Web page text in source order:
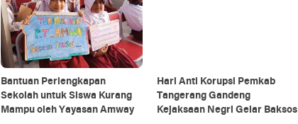
Bantuan Perlengkapan
Sekolah untuk Siswa Kurang
Mampu oleh Yayasan Amway
Hari Anti Korupsi Pemkab
Tangerang Gandeng
Kejaksaan Negri Gelar Baksos